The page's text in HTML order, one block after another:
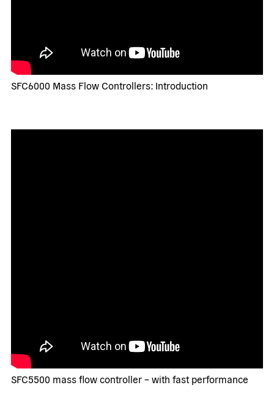
SFC6000 Mass Flow Controllers: Introduction
SFC5500 mass flow controller – with fast performance